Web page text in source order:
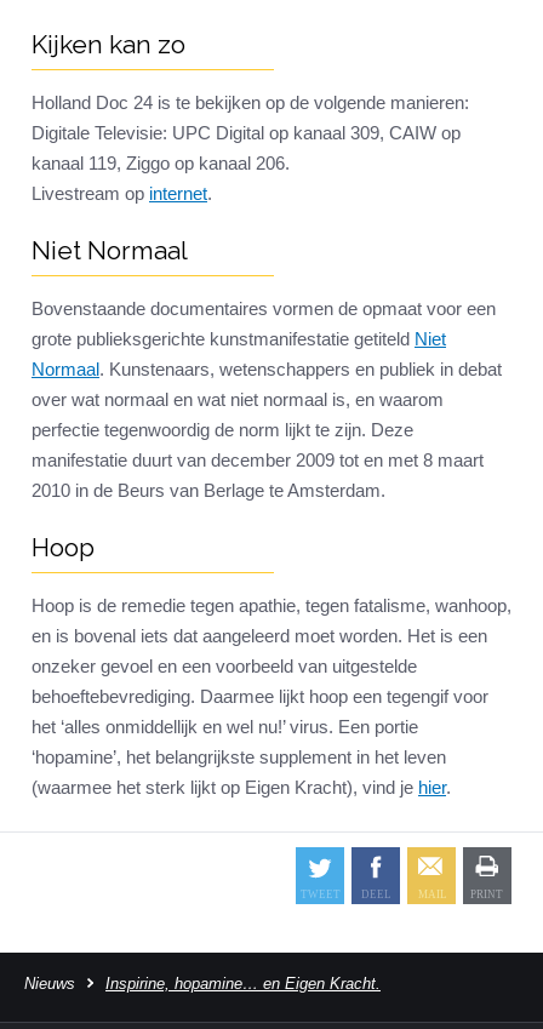
Kijken kan zo
Holland Doc 24 is te bekijken op de volgende manieren:
Digitale Televisie: UPC Digital op kanaal 309, CAIW op
kanaal 119, Ziggo op kanaal 206.
Livestream op internet.
Niet Normaal
Bovenstaande documentaires vormen de opmaat voor een
grote publieksgerichte kunstmanifestatie getiteld Niet
Normaal. Kunstenaars, wetenschappers en publiek in debat
over wat normaal en wat niet normaal is, en waarom
perfectie tegenwoordig de norm lijkt te zijn. Deze
manifestatie duurt van december 2009 tot en met 8 maart
2010 in de Beurs van Berlage te Amsterdam.
Hoop
Hoop is de remedie tegen apathie, tegen fatalisme, wanhoop,
en is bovenal iets dat aangeleerd moet worden. Het is een
onzeker gevoel en een voorbeeld van uitgestelde
behoeftebevrediging. Daarmee lijkt hoop een tegengif voor
het ‘alles onmiddellijk en wel nu!’ virus. Een portie
‘hopamine’, het belangrijkste supplement in het leven
(waarmee het sterk lijkt op Eigen Kracht), vind je hier.
Nieuws Inspirine, hopamine… en Eigen Kracht.